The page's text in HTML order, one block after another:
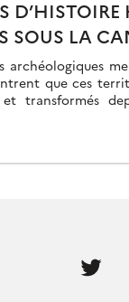
SOUS LA
archéologiques
que ces
transformés